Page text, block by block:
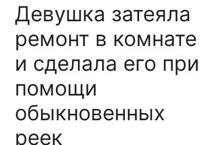
Девушка затеяла
ремонт в комнате
и сделала его при
помощи
обыкновенных
реек